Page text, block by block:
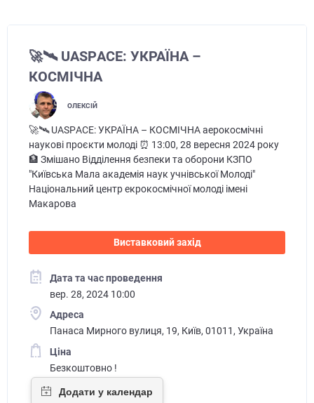
🚀🛰️ UАSPАCE: УКРАЇНА –
КОСМІЧНА
ОЛЕКСІЙ
🚀🛰️ UАSPАCE: УКРАЇНА – КОСМІЧНА аерокосмічні
наукові проєкти молоді ⏰ 13:00, 28 вересня 2024 року
🏦 Змішано Відділення безпеки та оборони КЗПО
"Київська Мала академія наук учнівської Молоді"
Національний центр екрокосмічної молоді імені
Макарова
Виставковий захід
Дата та час проведення
вер. 28, 2024 10:00
Адреса
Панаса Мирного вулиця, 19, Київ, 01011, Україна
Ціна
Безкоштовно !